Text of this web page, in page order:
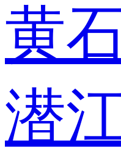
黄
潜